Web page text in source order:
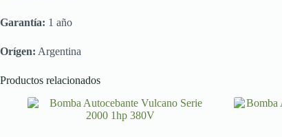
Garantía: 1 año
Orígen: Argentina
Productos relacionados